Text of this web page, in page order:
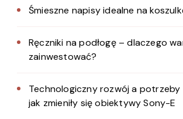
Śmieszne napisy idealne na
Ręczniki na podłogę – dlaczego
zainwestować?
Technologiczny rozwój a
jak zmieniły się obiektywy Sony-E